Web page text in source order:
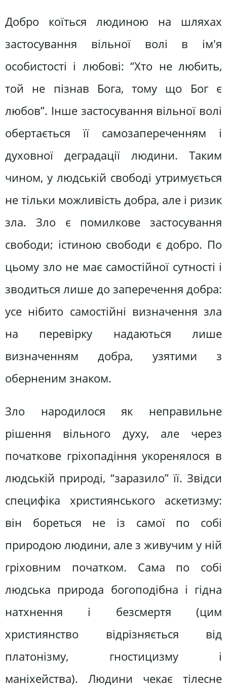
Добро коїться людиною на шляхах
застосування вільної волі в ім'я
особистості і любові: “Хто не любить,
той не пізнав Бога, тому що Бог є
любов”. Інше застосування вільної волі
обертається її самозапереченням і
духовної деградації людини. Таким
чином, у людській свободі утримується
не тільки можливість добра, але і ризик
зла. Зло є помилкове застосування
свободи; істиною свободи є добро. По
цьому зло не має самостійної сутності і
зводиться лише до заперечення добра:
усе нібито самостійні визначення зла
на перевірку надаються лише
визначенням добра, узятими з
оберненим знаком.
Зло народилося як неправильне
рішення вільного духу, але через
початкове гріхопадіння укоренялося в
людській природі, “заразило” її. Звідси
специфіка християнського аскетизму:
він бореться не із самої по собі
природою людини, але з живучим у ній
гріховним початком. Сама по собі
людська природа богоподібна і гідна
натхнення і безсмертя (цим
християнство відрізняється від
платонізму, гностицизму і
маніхейства). Людини чекає тілесне